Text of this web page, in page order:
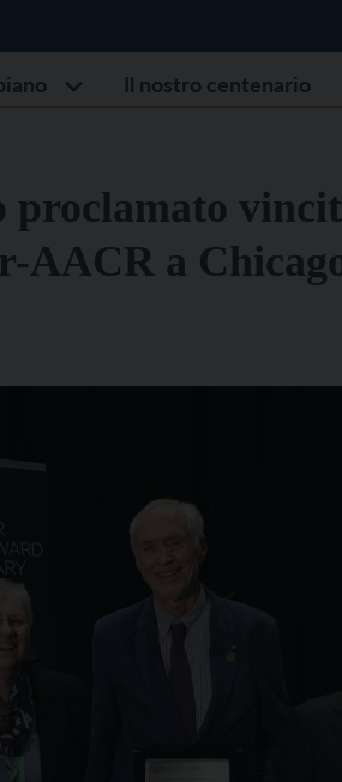
Il nostro centenario
proclamato
AACR a